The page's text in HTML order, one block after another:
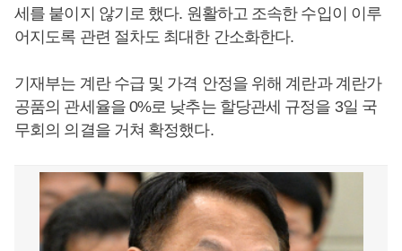
세를 붙이지 않기로 했다. 원활하고 조속한 수입이 이루
어지도록 관련 절차도 최대한 간소화한다.
기재부는 계란 수급 및 가격 안정을 위해 계란과 계란가
공품의 관세율을 0%로 낮추는 할당관세 규정을 3일 국
무회의 의결을 거쳐 확정했다.